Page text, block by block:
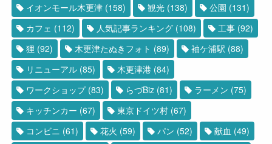
イオンモール木更津 (158) 観光 (138) 公園 (131)
カフェ (112) 人気記事ランキング (108) 工事 (92)
狸 (92) 木更津たぬきフォト (89) 袖ケ浦駅 (88)
リニューアル (85) 木更津港 (84)
ワークショップ(83) らづBiz (81) ラーメン (75)
キッチンカー (67) 東京ドイツ村 (67)
コンビニ (61) 花火 (59) パン (52) 献血 (49)